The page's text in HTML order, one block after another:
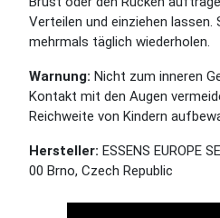
Verteilen und einziehen lassen.
mehrmals täglich wiederholen.
Warnung: Nicht zum inneren
Kontakt mit den Augen
Reichweite von Kindern
Hersteller: ESSENS EUROPE
00 Brno, Czech Republic